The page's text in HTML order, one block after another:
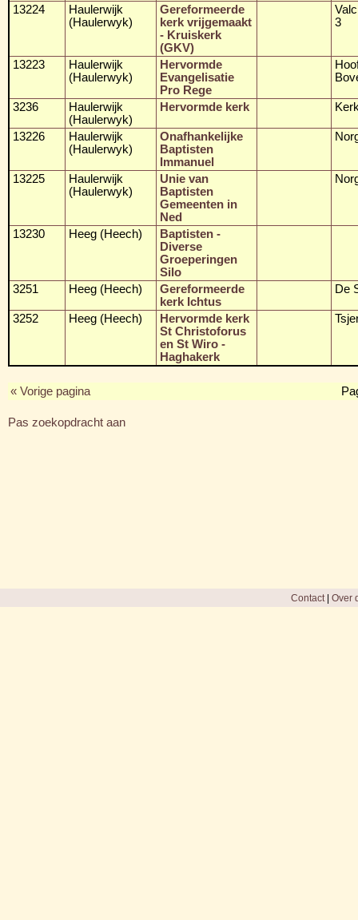
13224
Haulerwijk
(Haulerwyk)
Gereformeerde
kerk vrijgemaakt
- Kruiskerk
(GKV)
3
13223
Haulerwijk
(Haulerwyk)
Hervormde
Evangelisatie
Pro Rege
3236
Haulerwijk
(Haulerwyk)
Hervormde kerk
13226
Haulerwijk
(Haulerwyk)
Onafhankelijke
Baptisten
Immanuel
13225
Haulerwijk
(Haulerwyk)
Unie van
Baptisten
Gemeenten in
Ned
13230 Heeg (Heech)
Baptisten -
Diverse
Groeperingen
Silo
3251
Heeg (Heech)
Gereformeerde
kerk Ichtus
De
3252 Heeg (Heech)
Hervormde kerk
St Christoforus
en St Wiro -
Haghakerk
« Vorige pagina
Pas zoekopdracht aan
Contact| Over